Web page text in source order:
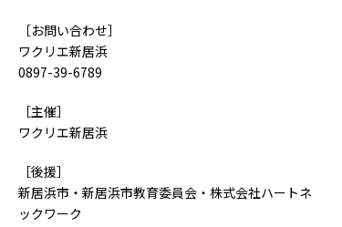
［お問い合わせ］
ワクリエ新居浜
0897-39-6789
［主催］
ワクリエ新居浜
［後援］
新居浜市・新居浜市教育委員会・株式会社ハートネ
ックワーク